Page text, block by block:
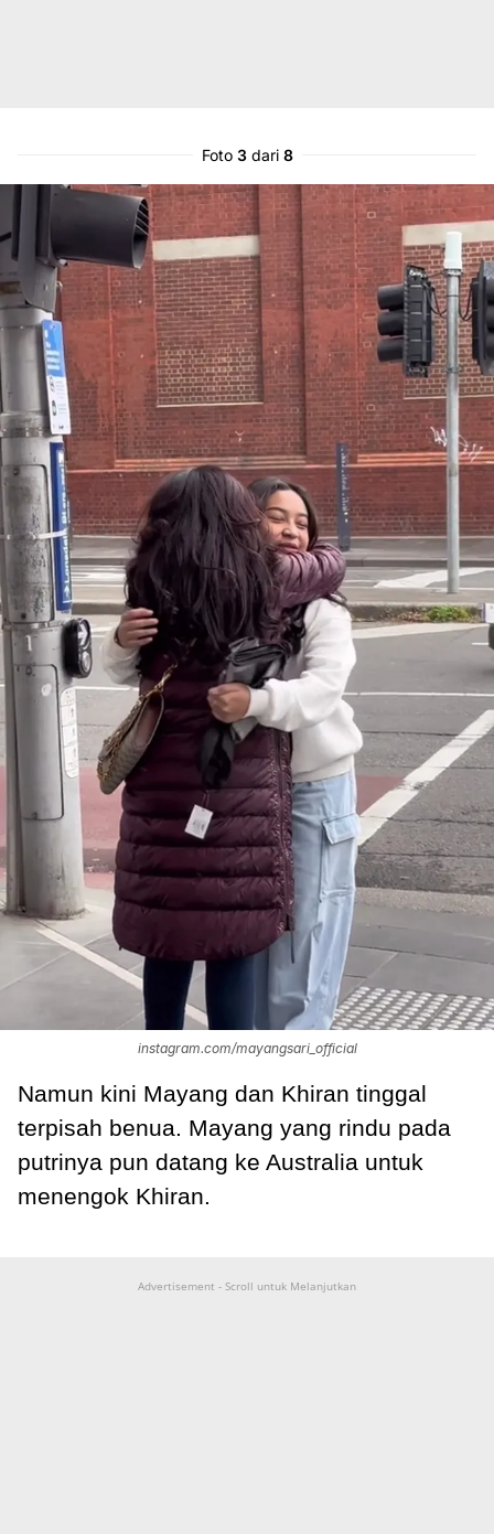
Foto 3dari 8
instagram.com/mayangsari_official
Namun kini Mayang dan Khiran tinggal
terpisah benua. Mayang yang rindu pada
putrinya pun datang ke Australia untuk
menengok Khiran.
Advertisement - Scroll untuk Melanjutkan